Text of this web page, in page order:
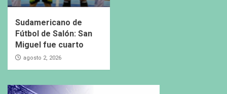
Sudamericano de
Fútbol de Salón: San
Miguel fue cuarto
agosto 2, 2026